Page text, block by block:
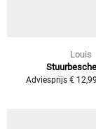
Louis
Adviesprijs € 12,99